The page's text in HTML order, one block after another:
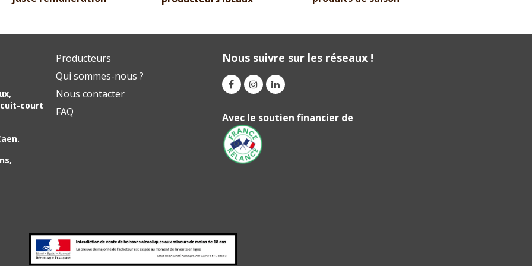
court
Producteurs
Qui sommes-nous ?
Nous contacter
FAQ
Nous suivre sur les réseaux !
Avec le soutien financier de